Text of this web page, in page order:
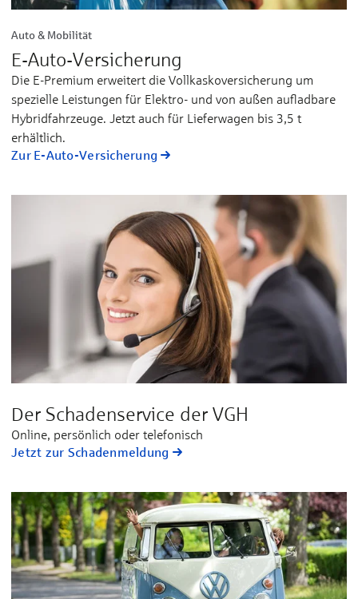
Auto & Mobilität
E-Auto-Versicherung
Die E-Premium erweitert die Vollkaskoversicherung um
spezielle Leistungen für Elektro- und von außen aufladbare
Hybridfahrzeuge. Jetzt auch für Lieferwagen bis 3,5 t
erhältlich.
Zur E-Auto-Versicherung
Der Schadenservice der VGH
Online, persönlich oder telefonisch
Jetzt zur Schadenmeldung